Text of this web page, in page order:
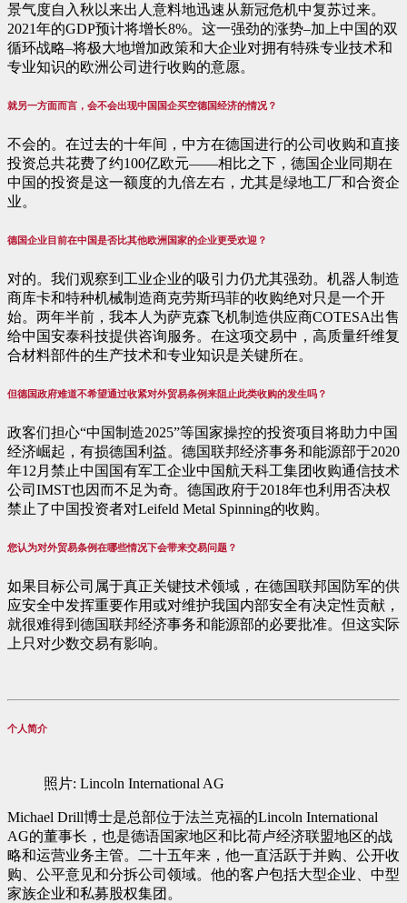
景气度自入秋以来出人意料地迅速从新冠危机中复苏过来。
2021年的GDP预计将增长8%。这一强劲的涨势–加上中国的双
循环战略–将极大地增加政策和大企业对拥有特殊专业技术和
专业知识的欧洲公司进行收购的意愿。
就另一方面而言，会不会出现中国国企买空德国经济的情况？
不会的。在过去的十年间，中方在德国进行的公司收购和直接
投资总共花费了约100亿欧元——相比之下，德国企业同期在
中国的投资是这一额度的九倍左右，尤其是绿地工厂和合资企
业。
德国企业目前在中国是否比其他欧洲国家的企业更受欢迎？
对的。我们观察到工业企业的吸引力仍尤其强劲。机器人制造
商库卡和特种机械制造商克劳斯玛菲的收购绝对只是一个开
始。两年半前，我本人为萨克森飞机制造供应商COTESA出售
给中国安泰科技提供咨询服务。在这项交易中，高质量纤维复
合材料部件的生产技术和专业知识是关键所在。
但德国政府难道不希望通过收紧对外贸易条例来阻止此类收购的发生吗？
政客们担心“中国制造2025”等国家操控的投资项目将助力中国
经济崛起，有损德国利益。德国联邦经济事务和能源部于2020
年12月禁止中国国有军工企业中国航天科工集团收购通信技术
公司IMST也因而不足为奇。德国政府于2018年也利用否决权
禁止了中国投资者对Leifeld Metal Spinning的收购。
您认为对外贸易条例在哪些情况下会带来交易问题？
如果目标公司属于真正关键技术领域，在德国联邦国防军的供
应安全中发挥重要作用或对维护我国内部安全有决定性贡献，
就很难得到德国联邦经济事务和能源部的必要批准。但这实际
上只对少数交易有影响。
个人简介
照片: Lincoln International AG
Michael Drill博士是总部位于法兰克福的Lincoln International
AG的董事长，也是德语国家地区和比荷卢经济联盟地区的战
略和运营业务主管。二十五年来，他一直活跃于并购、公开收
购、公平意见和分拆公司领域。他的客户包括大型企业、中型
家族企业和私募股权集团。